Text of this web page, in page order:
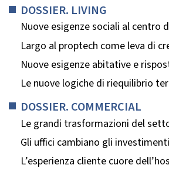
DOSSIER. LIVING
Nuove esigenze sociali al centro
Largo al proptech come leva di
Nuove esigenze abitative e
Le nuove logiche di riequilibrio
DOSSIER. COMMERCIAL
Le grandi trasformazioni del
Gli uffici cambiano gli
L’esperienza cliente cuore